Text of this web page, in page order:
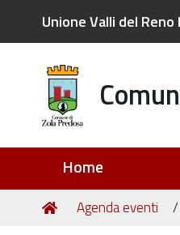
Unione Valli del
Home
Tu
Home
Agenda eventi